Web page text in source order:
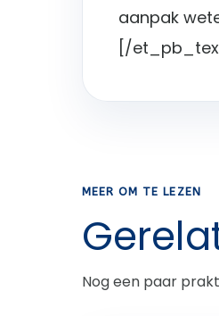
aanpak
[/
MEER OM TE LEZEN
Nog een paar